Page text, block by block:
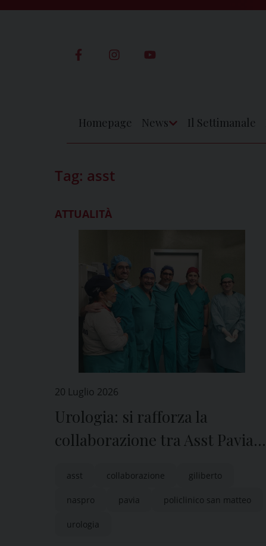
Homepage News Il Settimanale
Tag: asst
ATTUALITÀ
20 Luglio 2026
Urologia: si rafforza la
collaborazione tra Asst Pavia e
asst collaborazione giliberto
naspro pavia policlinico san matteo
urologia